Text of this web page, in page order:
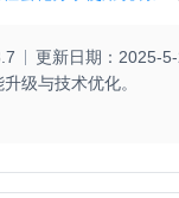
更新日期： 2025-
级与技术优化。